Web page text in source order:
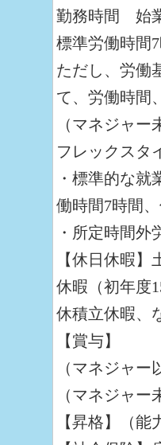
勤務時間 始
標準労働時間
ただし、労働
て、労働時間
（マネジャー
フレックスタ
・標準的な
働時間7時間
・所定時間外
【休日休暇
休暇（初年度
休積立休暇、
【賞与】
（マネジャ
（マネジャ
【昇格】（